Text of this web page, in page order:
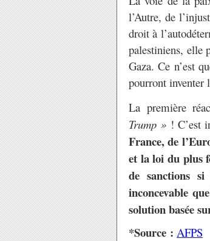
l’Autre, de
droit à
palestiniens, elle
Gaza. Ce n’est
pourront inventer
La première
Trump »! C’est
France, de
et la loi du plus
de sanctions
inconcevable
solution basée
*Source : AFPS